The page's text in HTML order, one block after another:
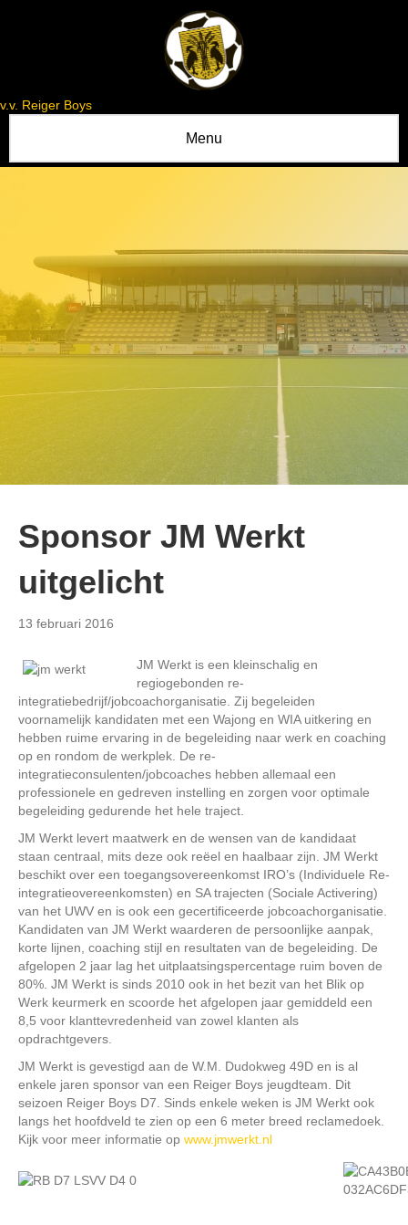
v.v. Reiger Boys
Menu
Sponsor JM Werkt
uitgelicht
13 februari 2016
JM Werkt is een kleinschalig en
regiogebonden re-
integratiebedrijf/jobcoachorganisatie. Zij begeleiden
voornamelijk kandidaten met een Wajong en WIA uitkering en
hebben ruime ervaring in de begeleiding naar werk en coaching
op en rondom de werkplek. De re-
integratieconsulenten/jobcoaches hebben allemaal een
professionele en gedreven instelling en zorgen voor optimale
begeleiding gedurende het hele traject.
JM Werkt levert maatwerk en de wensen van de kandidaat
staan centraal, mits deze ook reëel en haalbaar zijn. JM Werkt
beschikt over een toegangsovereenkomst IRO’s (Individuele Re-
integratieovereenkomsten) en SA trajecten (Sociale Activering)
van het UWV en is ook een gecertificeerde jobcoachorganisatie.
Kandidaten van JM Werkt waarderen de persoonlijke aanpak,
korte lijnen, coaching stijl en resultaten van de begeleiding. De
afgelopen 2 jaar lag het uitplaatsingspercentage ruim boven de
80%. JM Werkt is sinds 2010 ook in het bezit van het Blik op
Werk keurmerk en scoorde het afgelopen jaar gemiddeld een
8,5 voor klanttevredenheid van zowel klanten als
opdrachtgevers.
JM Werkt is gevestigd aan de W.M. Dudokweg 49D en is al
enkele jaren sponsor van een Reiger Boys jeugdteam. Dit
seizoen Reiger Boys D7. Sinds enkele weken is JM Werkt ook
langs het hoofdveld te zien op een 6 meter breed reclamedoek.
Kijk voor meer informatie op www.jmwerkt.nl